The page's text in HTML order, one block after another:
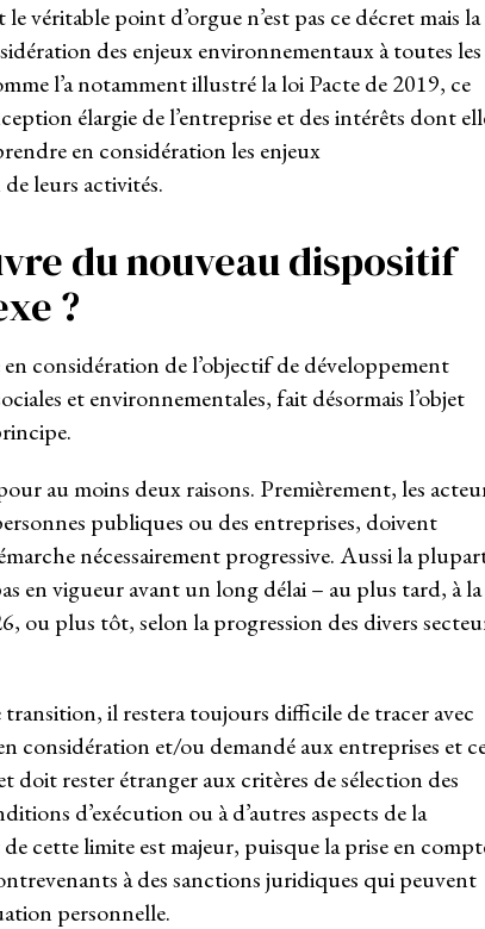
véritable point d’orgue n’est pas ce décret mais la
des enjeux environnementaux à toutes les
l’a notamment illustré la loi Pacte de 2019, ce
élargie de l’entreprise et des intérêts dont
en considération les enjeux
leurs activités.
du nouveau dispositif
?
en considération de l’objectif de développement
et environnementales, fait désormais l’objet
au moins deux raisons. Premièrement, les
publiques ou des entreprises, doivent
nécessairement progressive. Aussi la
en vigueur avant un long délai – au plus tard, à la
ou plus tôt, selon la progression des divers
il restera toujours difficile de tracer avec
considération et/ou demandé aux entreprises et
rester étranger aux critères de sélection des
d’exécution ou à d’autres aspects de la
cette limite est majeur, puisque la prise en
à des sanctions juridiques qui peuvent
personnelle.